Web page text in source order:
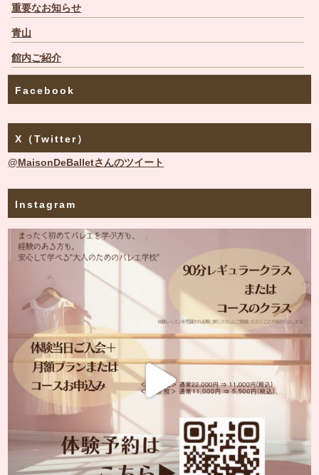
重要なお知らせ
青山
館内ご紹介
Facebook
X（Twitter）
@MaisonDeBalletさんのツイート
Instagram